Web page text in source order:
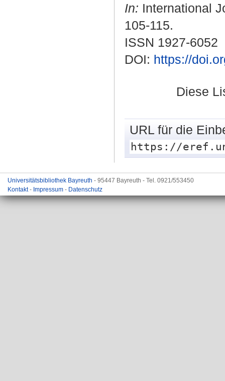
In: International
105-115.
ISSN 1927-6052
DOI: https://
Diese
URL für die
https://
Universitätsbibliothek Bayreuth - 95447 Bayreuth - Tel. 0921/553450
Kontakt- Impressum - Datenschutz